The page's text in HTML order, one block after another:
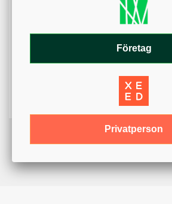
Företag
Privatperson